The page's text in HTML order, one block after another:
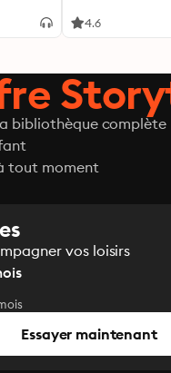
4.6
bibliothèque complète
tout moment
vos loisirs
Essayer maintenant